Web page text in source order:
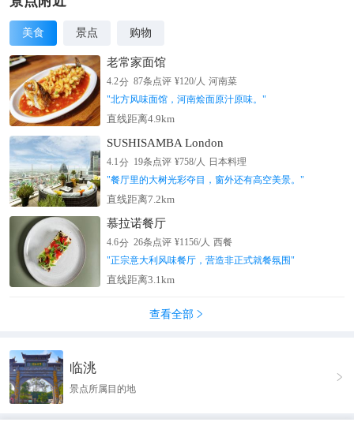
美食 景点 购物
老常家面馆
4.2分 87条点评 ¥120/人 河南菜
"北方风味面馆，河南烩面原汁原味。 "
直线距离4.9km
SUSHISAMBA London
4.1分 19条点评 ¥758/人 日本料理
"餐厅里的大树光彩夺目，窗外还有高空美景。 "
直线距离7.2km
慕拉诺餐厅
4.6分 26条点评 ¥1156/人 西餐
"正宗意大利风味餐厅，营造非正式就餐氛围"
直线距离3.1km
查看全部 
临洮
景点所属目的地
